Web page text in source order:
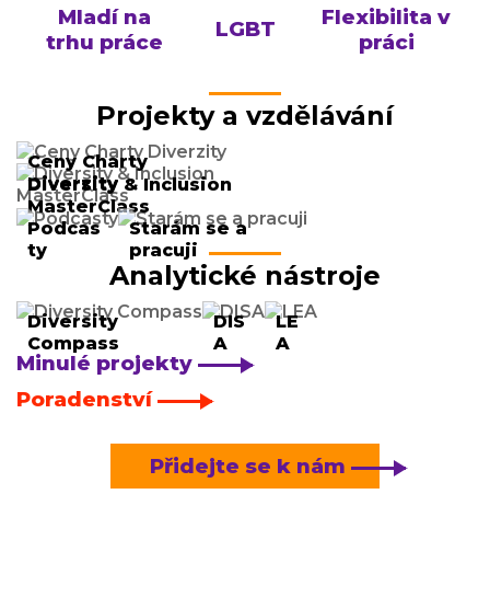
Mladí na
trhu práce
LGBT
Flexibilita v
práci
Projekty a vzdělávání
Ceny Charty
Diverzity
Diversity & Inclusion
MasterClass
Podcas
ty
Starám se a
pracuji
Analytické nástroje
Diversity
Compass
DIS
A
LE
A
Minulé projekty
Poradenství
Přidejte se k nám